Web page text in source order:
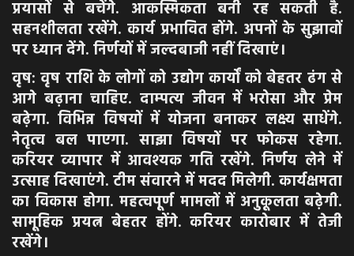
प्रयासों से बचेंगे. आकस्मिकता बनी रह सकती है.
सहनशीलता रखेंगे. कार्य प्रभावित होंगे. अपनों के सुझावों
पर ध्यान देंगे. निर्णयों में जल्दबाजी नहीं दिखाएं।
वृष: वृष राशि के लोगों को उद्योग कार्यों को बेहतर ढंग से
आगे बढ़ाना चाहिए. दाम्पत्य जीवन में भरोसा और प्रेम
बढ़ेगा. विभिन्न विषयों में योजना बनाकर लक्ष्य साधेंगे.
नेतृत्व बल पाएगा. साझा विषयों पर फोकस रहेगा.
करियर व्यापार में आवश्यक गति रखेंगे. निर्णय लेने में
उत्साह दिखाएंगे. टीम संवारने में मदद मिलेगी. कार्यक्षमता
का विकास होगा. महत्वपूर्ण मामलों में अनुकूलता बढ़ेगी.
सामूहिक प्रयत्न बेहतर होंगे. करियर कारोबार में तेजी
रखेंगे।